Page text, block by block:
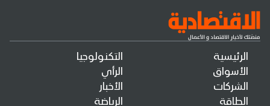
الرئيسية
الأسواق
الشركات
الطاقة
التكنولوجيا
الرأي
الأخبار
الرياضة